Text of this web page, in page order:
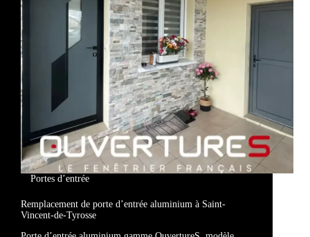
Portes d’entrée
Remplacement de porte d’entrée aluminium à Saint-
Vincent-de-Tyrosse